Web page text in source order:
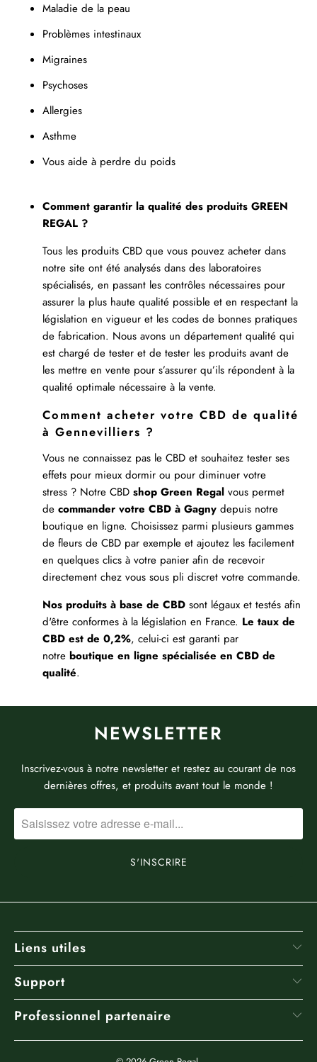
Maladie de la peau
Problèmes intestinaux
Migraines
Psychoses
Allergies
Asthme
Vous aide à perdre du poids
Comment garantir la qualité des produits GREEN
REGAL ?
Tous les produits CBD que vous pouvez acheter dans
notre site ont été analysés dans des laboratoires
spécialisés, en passant les contrôles nécessaires pour
assurer la plus haute qualité possible et en respectant la
législation en vigueur et les codes de bonnes pratiques
de fabrication. Nous avons un département qualité qui
est chargé de tester et de tester les produits avant de
les mettre en vente pour s’assurer qu’ils répondent à la
qualité optimale nécessaire à la vente.
Comment acheter votre CBD de qualité
à Gennevilliers ?
Vous ne connaissez pas le CBD et souhaitez tester ses
effets pour mieux dormir ou pour diminuer votre
stress ? Notre CBD shop Green Regal vous permet
de commander votre CBD à Gagny depuis notre
boutique en ligne. Choisissez parmi plusieurs gammes
de fleurs de CBD par exemple et ajoutez les facilement
en quelques clics à votre panier afin de recevoir
directement chez vous sous pli discret votre commande.
Nos produits à base de CBD sont légaux et testés afin
d'être conformes à la législation en France. Le taux de
CBD est de 0,2%, celui-ci est garanti par
notre boutique en ligne spécialisée en CBD de
qualité.
NEWSLETTER
Inscrivez-vous à notre newsletter et restez au courant de nos
dernières offres, et produits avant tout le monde !
Liens utiles
Support
Professionnel partenaire